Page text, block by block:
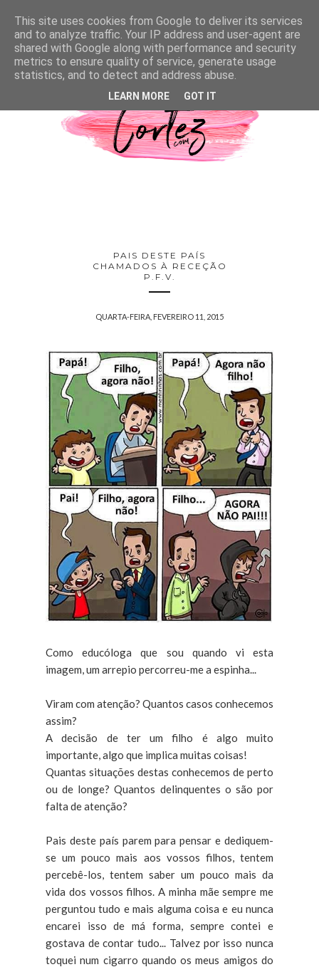
PAIS DESTE PAÍS
CHAMADOS À RECEÇÃO
P.F.V.
QUARTA-FEIRA, FEVEREIRO 11, 2015
Como educóloga que sou quando vi esta
imagem, um arrepio percorreu-me a espinha...
Viram com atenção? Quantos casos conhecemos
assim?
A decisão de ter um filho é algo muito
importante, algo que implica muitas coisas!
Quantas situações destas conhecemos de perto
ou de longe? Quantos delinquentes o são por
falta de atenção?
Pais deste país parem para pensar e dediquem-
se um pouco mais aos vossos filhos, tentem
percebê-los, tentem saber um pouco mais da
vida dos vossos filhos. A minha mãe sempre me
perguntou tudo e mais alguma coisa e eu nunca
encarei isso de má forma, sempre contei e
gostava de contar tudo... Talvez por isso nunca
toquei num cigarro quando os meus amigos do
This site uses cookies from Google to deliver its services
and to analyze traffic. Your IP address and user-agent are
shared with Google along with performance and security
metrics to ensure quality of service, generate usage
statistics, and to detect and address abuse.
LEARN MORE GOT IT